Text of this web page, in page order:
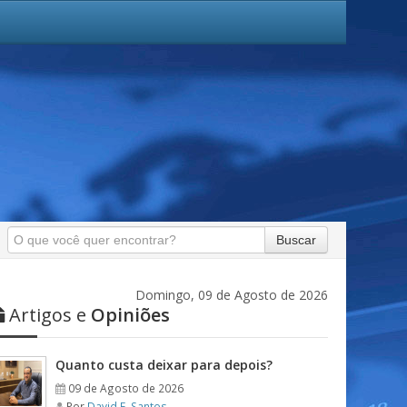
Buscar
Domingo, 09 de Agosto de 2026
Artigos e Opiniões
Quanto custa deixar para depois?
09 de Agosto de 2026